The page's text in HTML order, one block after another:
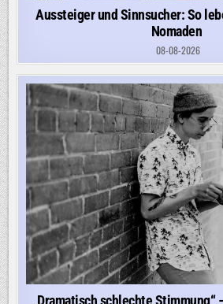
Aussteiger und Sinnsucher: So
Nomaden
08-08-2026
„Dramatisch schlechte